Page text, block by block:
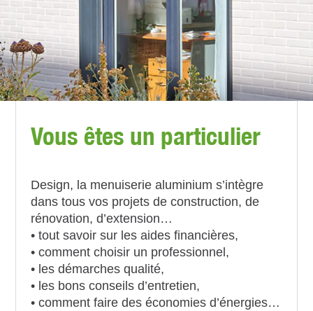
Vous êtes un particulier
Design, la menuiserie aluminium s’intègre
dans tous vos projets de construction, de
rénovation, d’extension…
• tout savoir sur les aides financières,
• comment choisir un professionnel,
• les démarches qualité,
• les bons conseils d’entretien,
• comment faire des économies d’énergies…